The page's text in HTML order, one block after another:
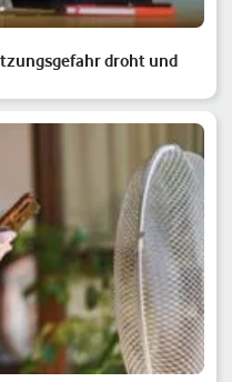
droht und